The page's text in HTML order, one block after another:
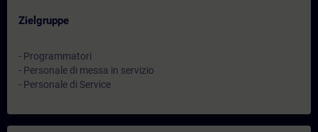
Zielgruppe
- Programmatori
- Personale di messa in servizio
- Personale di Service